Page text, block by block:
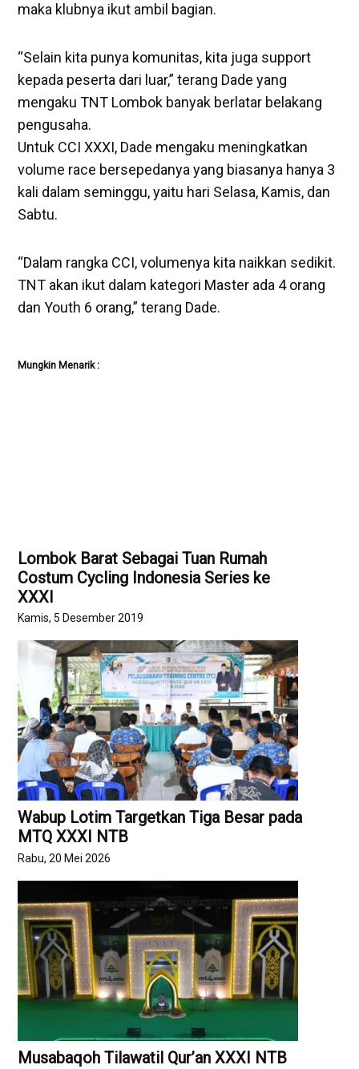
maka klubnya ikut ambil bagian.
“Selain kita punya komunitas, kita juga support
kepada peserta dari luar,” terang Dade yang
mengaku TNT Lombok banyak berlatar belakang
pengusaha.
Untuk CCI XXXI, Dade mengaku meningkatkan
volume race bersepedanya yang biasanya hanya 3
kali dalam seminggu, yaitu hari Selasa, Kamis, dan
Sabtu.
“Dalam rangka CCI, volumenya kita naikkan sedikit.
TNT akan ikut dalam kategori Master ada 4 orang
dan Youth 6 orang,” terang Dade.
Mungkin Menarik :
Lombok Barat Sebagai Tuan Rumah
Costum Cycling Indonesia Series ke
XXXI
Kamis, 5 Desember 2019
Wabup Lotim Targetkan Tiga Besar pada
MTQ XXXI NTB
Rabu, 20 Mei 2026
Musabaqoh Tilawatil Qur’an XXXI NTB